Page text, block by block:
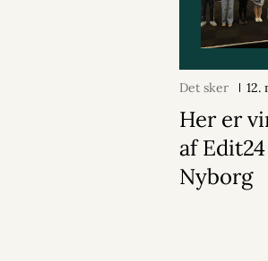
Det sker 12.
Her er
af
Nyborg